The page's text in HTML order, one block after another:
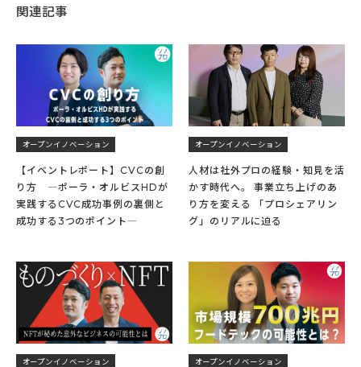
関連記事
オープンイノベーション
【イベントレポート】CVCの創
り方 ―ポーラ・オルビスHDが
実践するCVC成功事例の裏側と
成功する3つのポイント―
オープンイノベーション
人材は社外プロの経験・知見を活
かす時代へ。 事業立ち上げのあ
り方を変える 「プロシェアリン
グ」のリアルに迫る
オープンイノベーション オープンイノベーション